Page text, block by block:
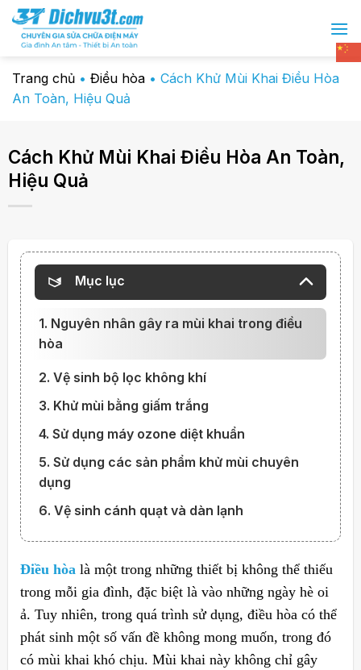
Chuyển
đến
dung
Trang chủ • Điều hòa • Cách Khử Mùi Khai Điều Hòa
An Toàn, Hiệu Quả
Cách Khử Mùi Khai Điều Hòa An Toàn,
Hiệu Quả
Mục lục
1. Nguyên nhân gây ra mùi khai trong điều
hòa
2. Vệ sinh bộ lọc không khí
3. Khử mùi bằng giấm trắng
4. Sử dụng máy ozone diệt khuẩn
5. Sử dụng các sản phẩm khử mùi chuyên
dụng
6. Vệ sinh cánh quạt và dàn lạnh
Điều hòa là một trong những thiết bị không thể thiếu
trong mỗi gia đình, đặc biệt là vào những ngày hè oi
ả. Tuy nhiên, trong quá trình sử dụng, điều hòa có thể
phát sinh một số vấn đề không mong muốn, trong đó
có mùi khai khó chịu. Mùi khai này không chỉ gây